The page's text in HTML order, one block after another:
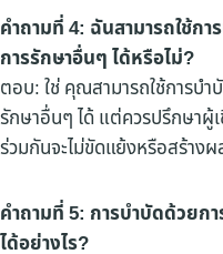
คำถามที่ 4: ฉันสามารถใช้ก
การรักษาอื่นๆ ได้หรือไม่?
ตอบ: ใช่ คุณสามารถใช้การบ
รักษาอื่นๆ ได้ แต่ควรปรึกษาผู้
ร่วมกันจะไม่ขัดแย้งหรือสร้างผ
คำถามที่ 5: การบำบัดด้วยก
ได้อย่างไร?